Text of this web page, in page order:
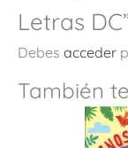
Letras
Debes acceder
También